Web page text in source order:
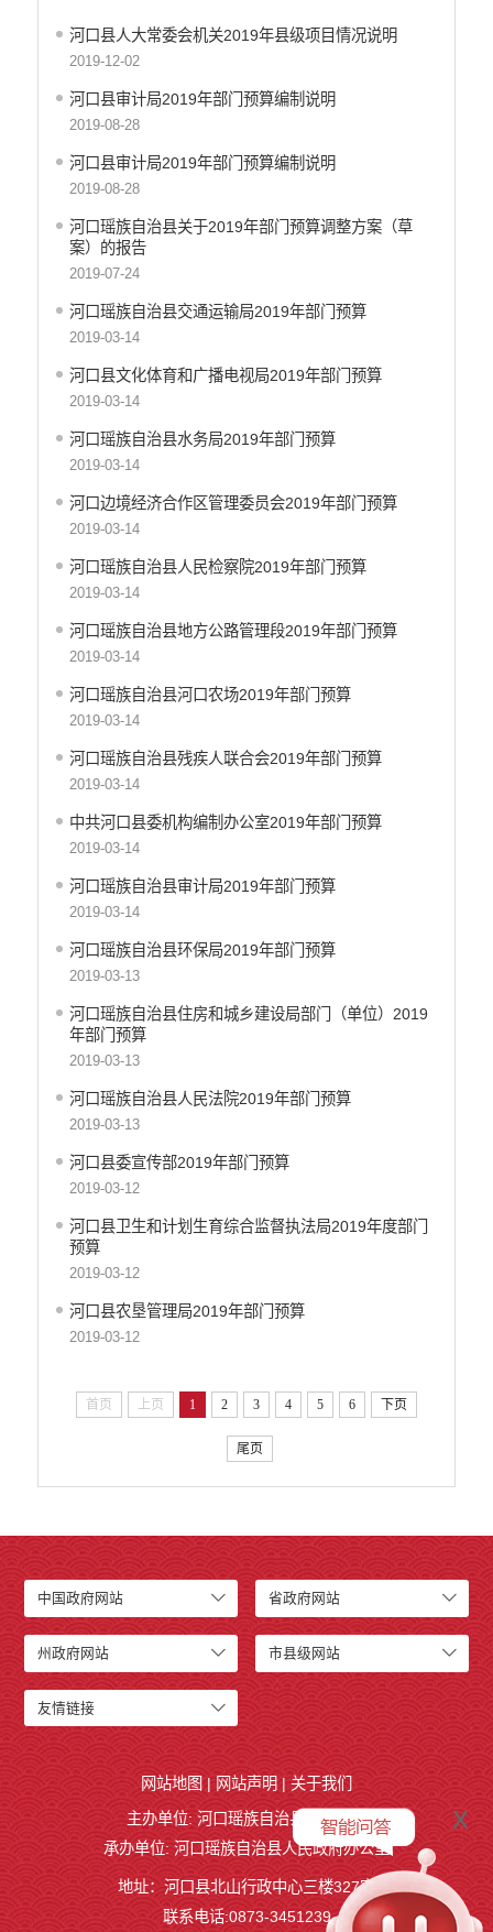
政府和社会资本合作（PPP）
预算绩效管理
审计结果公告信息公开
云南省公共资源交易中心
价格和收费信息公开
减税降费信息公开
医疗卫生机构信息公开
旅游市场秩序和服务质量信息公开
人力资源管理信息公开
公安机关重点领域信息公开
创建国家园林县城
自然资源信息公开
文化机构信息公开
民政信息公开
行政许可
行政处罚和行政强制
行政事业性收费
政府集中采购
建议提案办理答复
重大决策
财政资金直达基层
维稳就业
乡村振兴
养老服务
医疗卫生
公共文化服务
食品药品监管
产品质量
社会救助
涉农补贴
应急预案
安全生产
河口县人大常委会机关2019年县级项目情况说明
2019-12-02
河口县审计局2019年部门预算编制说明
2019-08-28
河口县审计局2019年部门预算编制说明
2019-08-28
河口瑶族自治县关于2019年部门预算调整方案（草
案）的报告
2019-07-24
河口瑶族自治县交通运输局2019年部门预算
2019-03-14
河口县文化体育和广播电视局2019年部门预算
2019-03-14
河口瑶族自治县水务局2019年部门预算
2019-03-14
河口边境经济合作区管理委员会2019年部门预算
2019-03-14
河口瑶族自治县人民检察院2019年部门预算
2019-03-14
河口瑶族自治县地方公路管理段2019年部门预算
2019-03-14
河口瑶族自治县河口农场2019年部门预算
2019-03-14
河口瑶族自治县残疾人联合会2019年部门预算
2019-03-14
中共河口县委机构编制办公室2019年部门预算
2019-03-14
河口瑶族自治县审计局2019年部门预算
2019-03-14
河口瑶族自治县环保局2019年部门预算
2019-03-13
河口瑶族自治县住房和城乡建设局部门（单位）2019
年部门预算
2019-03-13
河口瑶族自治县人民法院2019年部门预算
2019-03-13
河口县委宣传部2019年部门预算
2019-03-12
河口县卫生和计划生育综合监督执法局2019年度部门
预算
2019-03-12
河口县农垦管理局2019年部门预算
2019-03-12
首页 上页 1 2 3 4 5 6 下页
尾页
中国政府网站 省政府网站
州政府网站 市县级网站
友情链接
网站地图 | 网站声明 | 关于我们
主办单位: 河口瑶族自治县人民政府
承办单位: 河口瑶族自治县人民政府办公室
地址：河口县北山行政中心三楼327室
联系电话:0873-3451239
x